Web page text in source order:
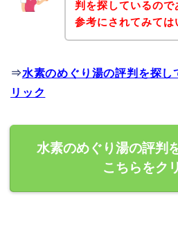
判を探しているの
参考にされてみては
⇒水素のめぐり湯の評判を探し
リック
水素のめぐり湯の評判
こちらをク